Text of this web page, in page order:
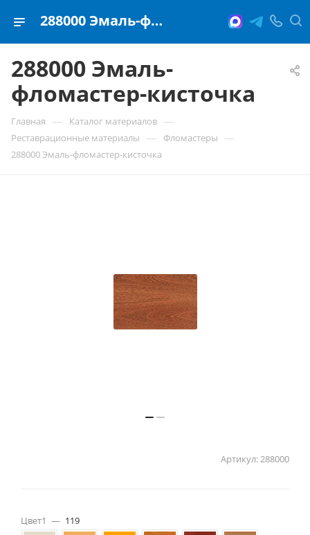
288000 Эмаль-фломастер-кисточка
288000 Эмаль-
фломастер-кисточка
Главная — Каталог материалов —
Реставрационные материалы — Фломастеры —
288000 Эмаль-фломастер-кисточка
Артикул:288000
Цвет1 — 119